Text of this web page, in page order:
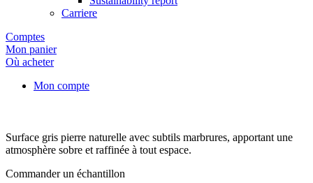
Carriere
Comptes
Mon panier
Où acheter
Mon compte
Surface gris pierre naturelle avec subtils marbrures, apportant une
atmosphère sobre et raffinée à tout espace.
Commander un échantillon